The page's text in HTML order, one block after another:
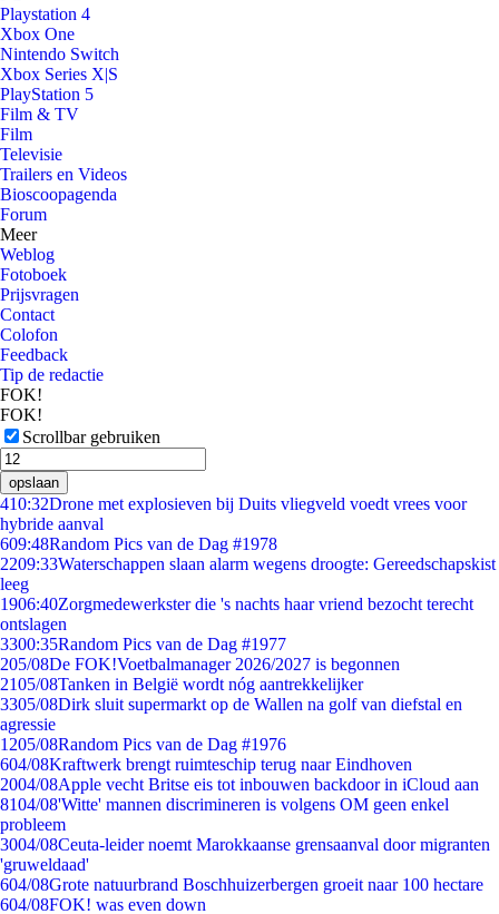
Playstation 4
Xbox One
Nintendo Switch
Xbox Series X|S
PlayStation 5
Film & TV
Film
Televisie
Trailers en Videos
Bioscoopagenda
Forum
Meer
Weblog
Fotoboek
Prijsvragen
Contact
Colofon
Feedback
Tip de redactie
FOK!
FOK!
Scrollbar gebruiken
opslaan
410:32Drone met explosieven bij Duits vliegveld voedt vrees voor
hybride aanval
609:48Random Pics van de Dag #1978
2209:33Waterschappen slaan alarm wegens droogte: Gereedschapskist
leeg
1906:40Zorgmedewerkster die 's nachts haar vriend bezocht terecht
ontslagen
3300:35Random Pics van de Dag #1977
205/08De FOK!Voetbalmanager 2026/2027 is begonnen
2105/08Tanken in België wordt nóg aantrekkelijker
3305/08Dirk sluit supermarkt op de Wallen na golf van diefstal en
agressie
1205/08Random Pics van de Dag #1976
604/08Kraftwerk brengt ruimteschip terug naar Eindhoven
2004/08Apple vecht Britse eis tot inbouwen backdoor in iCloud aan
8104/08'Witte' mannen discrimineren is volgens OM geen enkel
probleem
3004/08Ceuta-leider noemt Marokkaanse grensaanval door migranten
'gruweldaad'
604/08Grote natuurbrand Boschhuizerbergen groeit naar 100 hectare
604/08FOK! was even down